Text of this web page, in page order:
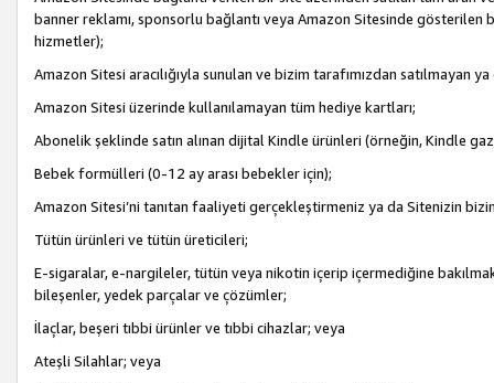
banner reklamı, sponsorlu bağlantı veya Amazon Sitesinde gösterilen
hizmetler);
Amazon Sitesi aracılığıyla sunulan ve bizim tarafımızdan satılmayan
Amazon Sitesi üzerinde kullanılamayan tüm hediye kartları;
Abonelik şeklinde satın alınan dijital Kindle ürünleri (örneğin, Kindle
Bebek formülleri (0-12 ay arası bebekler için);
Amazon Sitesi’ni tanıtan faaliyeti gerçekleştirmeniz ya da Sitenizin
Tütün ürünleri ve tütün üreticileri;
E-sigaralar, e-nargileler, tütün veya nikotin içerip içermediğine
bileşenler, yedek parçalar ve çözümler;
İlaçlar, beşeri tıbbi ürünler ve tıbbi cihazlar; veya
Ateşli Silahlar; veya